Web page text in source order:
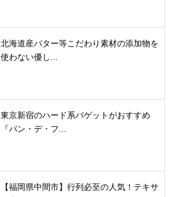
北海道産バター等こだわり素材の添加物を
使わない優し...
東京新宿のハード系バゲットがおすすめ
『パン・デ・フ...
【福岡県中間市】行列必至の人気！テキサ